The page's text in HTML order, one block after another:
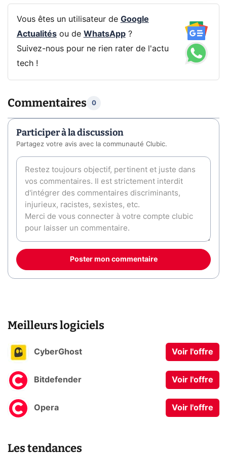
Vous êtes un utilisateur de Google
Actualitésou de WhatsApp?
Suivez-nous pour ne rien rater de l'actu
tech !
Commentaires 0
Participer à la discussion
Partagez votre avis avec la communauté Clubic.
Poster mon commentaire
Meilleurs logiciels
CyberGhost Voir l'offre
Bitdefender Voir l'offre
Opera Voir l'offre
Les tendances